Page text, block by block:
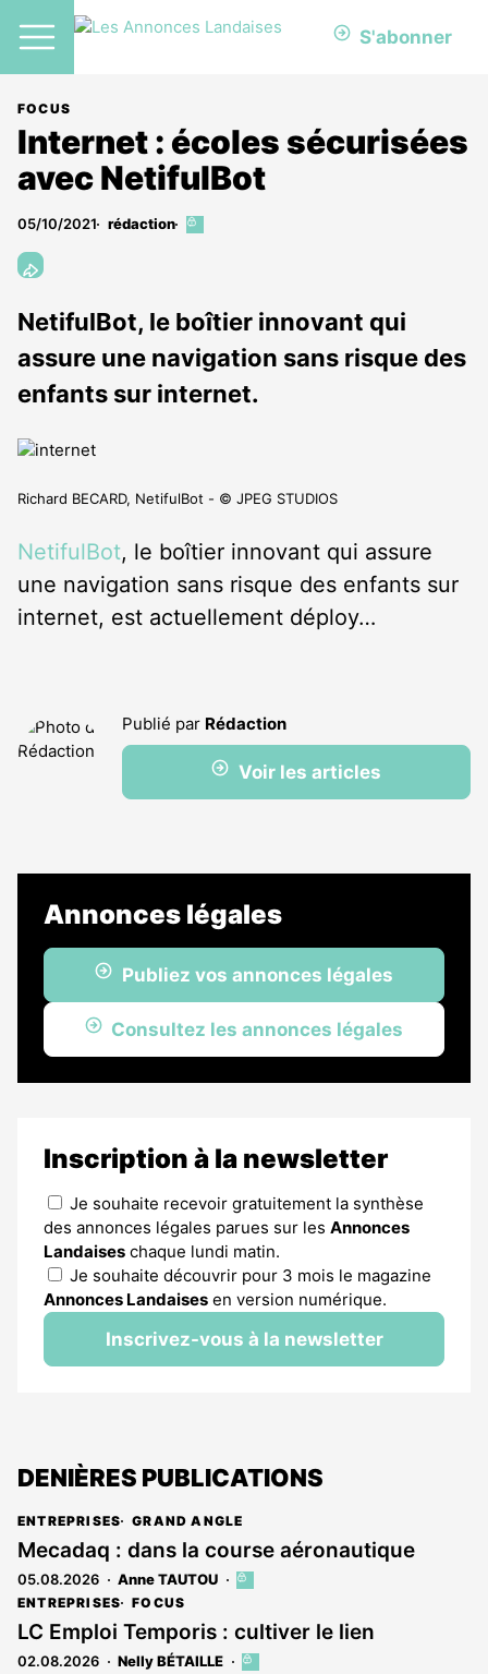
S'abonner
FOCUS
Internet : écoles sécurisées
avec NetifulBot
05/10/2021 rédaction
Cet
aux
abonnés
NetifulBot, le boîtier innovant qui
assure une navigation sans risque des
enfants sur internet.
Richard BECARD, NetifulBot - © JPEG STUDIOS
NetifulBot, le boîtier innovant qui assure
une navigation sans risque des enfants sur
internet, est actuellement déploy…
Publié par Rédaction
Voir les articles
Annonces légales
Publiez vos annonces légales
Consultez les annonces légales
Inscription à la newsletter
Je souhaite recevoir gratuitement la synthèse
des annonces légales parues sur les Annonces
Landaises chaque lundi matin.
Je souhaite découvrir pour 3 mois le magazine
Annonces Landaises en version numérique.
Inscrivez-vous à la newsletter
DENIÈRES PUBLICATIONS
ENTREPRISES GRAND ANGLE
Mecadaq : dans la course aéronautique
05.08.2026 Anne TAUTOU
Cet
réservé
aux
ENTREPRISES FOCUS
LC Emploi Temporis : cultiver le lien
02.08.2026 Nelly BÉTAILLE
Cet